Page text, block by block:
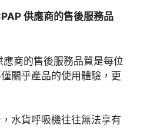
供應商的售後服務品
商的售後服務品質是每位
關乎產品的使用體驗，更
水貨呼吸機往往無法享有